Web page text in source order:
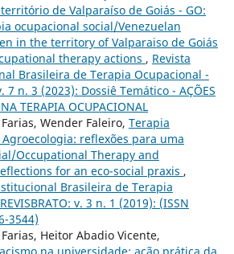
de Valparaíso de Goiás - GO:
ocupacional social/Venezuelan
in the territory of Valparaiso de Goiás
therapy actions , Revista
Brasileira de Terapia Ocupacional -
7 n. 3 (2023): Dossiê Temático - AÇÕES
TERAPIA OCUPACIONAL
Wender Faleiro, Terapia
reflexões para uma
Occupational Therapy and
for an eco-social praxis ,
Brasileira de Terapia
v. 3 n. 1 (2019): (ISSN
3544)
Heitor Abadio Vicente,
na universidade: ação prática da